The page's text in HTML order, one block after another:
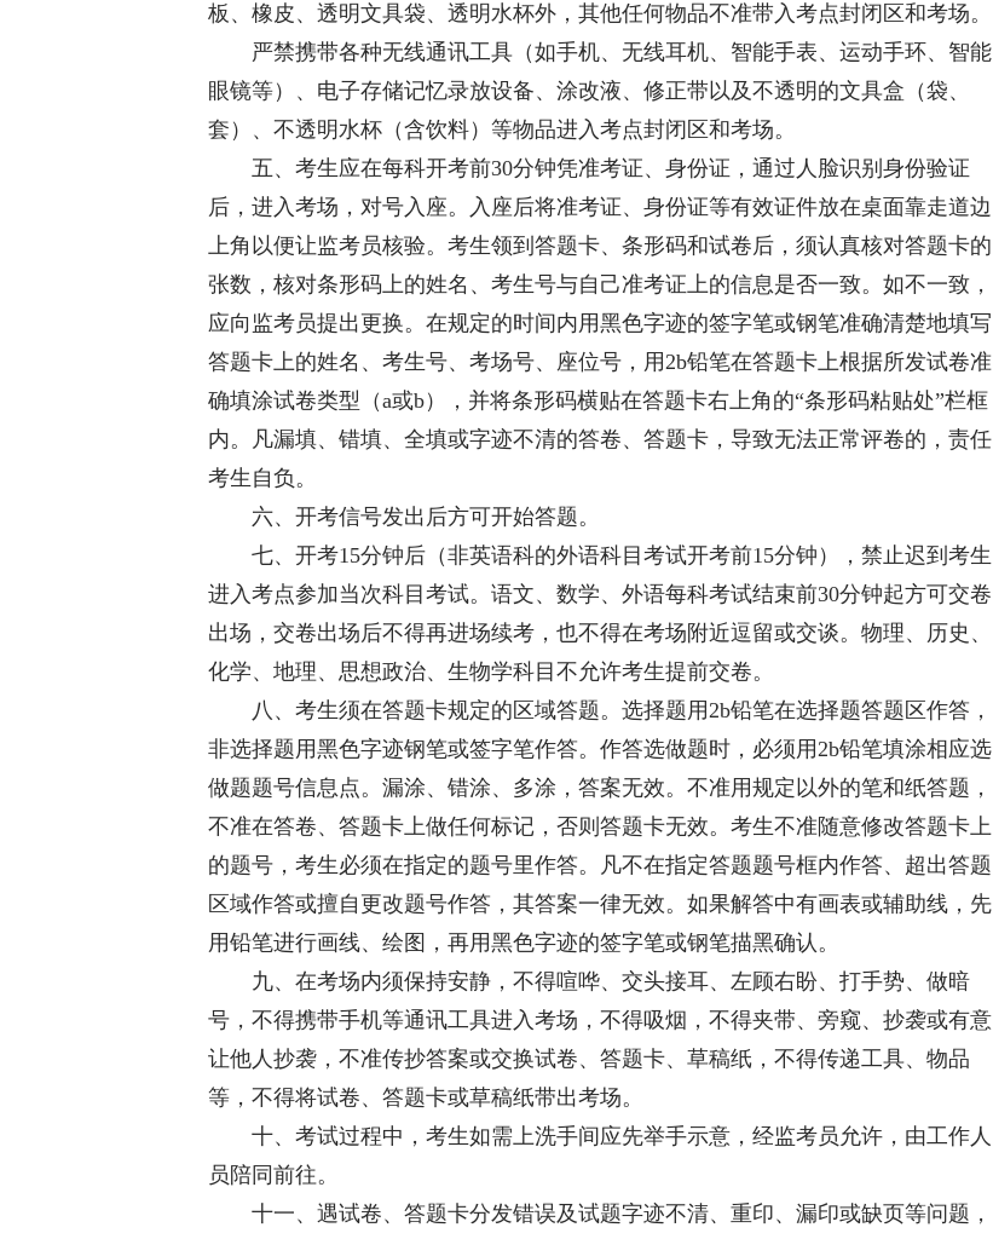
板、橡皮、透明文具袋、透明水杯外，其他任何物品不准带入考点封闭区和考场。
严禁携带各种无线通讯工具（如手机、无线耳机、智能手表、运动手环、智能
眼镜等）、电子存储记忆录放设备、涂改液、修正带以及不透明的文具盒（袋、
套）、不透明水杯（含饮料）等物品进入考点封闭区和考场。
五、考生应在每科开考前30分钟凭准考证、身份证，通过人脸识别身份验证
后，进入考场，对号入座。入座后将准考证、身份证等有效证件放在桌面靠走道边
上角以便让监考员核验。考生领到答题卡、条形码和试卷后，须认真核对答题卡的
张数，核对条形码上的姓名、考生号与自己准考证上的信息是否一致。如不一致，
应向监考员提出更换。在规定的时间内用黑色字迹的签字笔或钢笔准确清楚地填写
答题卡上的姓名、考生号、考场号、座位号，用2b铅笔在答题卡上根据所发试卷准
确填涂试卷类型（a或b），并将条形码横贴在答题卡右上角的“条形码粘贴处”栏框
内。凡漏填、错填、全填或字迹不清的答卷、答题卡，导致无法正常评卷的，责任
考生自负。
六、开考信号发出后方可开始答题。
七、开考15分钟后（非英语科的外语科目考试开考前15分钟），禁止迟到考生
进入考点参加当次科目考试。语文、数学、外语每科考试结束前30分钟起方可交卷
出场，交卷出场后不得再进场续考，也不得在考场附近逗留或交谈。物理、历史、
化学、地理、思想政治、生物学科目不允许考生提前交卷。
八、考生须在答题卡规定的区域答题。选择题用2b铅笔在选择题答题区作答，
非选择题用黑色字迹钢笔或签字笔作答。作答选做题时，必须用2b铅笔填涂相应选
做题题号信息点。漏涂、错涂、多涂，答案无效。不准用规定以外的笔和纸答题，
不准在答卷、答题卡上做任何标记，否则答题卡无效。考生不准随意修改答题卡上
的题号，考生必须在指定的题号里作答。凡不在指定答题题号框内作答、超出答题
区域作答或擅自更改题号作答，其答案一律无效。如果解答中有画表或辅助线，先
用铅笔进行画线、绘图，再用黑色字迹的签字笔或钢笔描黑确认。
九、在考场内须保持安静，不得喧哗、交头接耳、左顾右盼、打手势、做暗
号，不得携带手机等通讯工具进入考场，不得吸烟，不得夹带、旁窥、抄袭或有意
让他人抄袭，不准传抄答案或交换试卷、答题卡、草稿纸，不得传递工具、物品
等，不得将试卷、答题卡或草稿纸带出考场。
十、考试过程中，考生如需上洗手间应先举手示意，经监考员允许，由工作人
员陪同前往。
十一、遇试卷、答题卡分发错误及试题字迹不清、重印、漏印或缺页等问题，